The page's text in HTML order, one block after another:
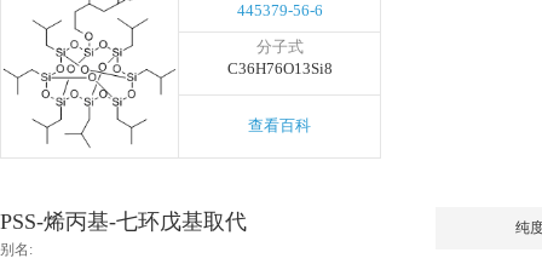
445379-56-6
分子式
C36H76O13Si8
查看百科
PSS-烯丙基-七环戊基取代
别名:
纯